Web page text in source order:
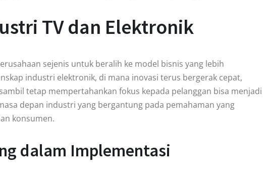
TV dan Elektronik
sejenis untuk beralih ke model bisnis yang lebih
industri elektronik, di mana inovasi terus bergerak cepat,
tetap mempertahankan fokus kepada pelanggan bisa menjadi
depan industri yang bergantung pada pemahaman yang
konsumen.
dalam Implementasi